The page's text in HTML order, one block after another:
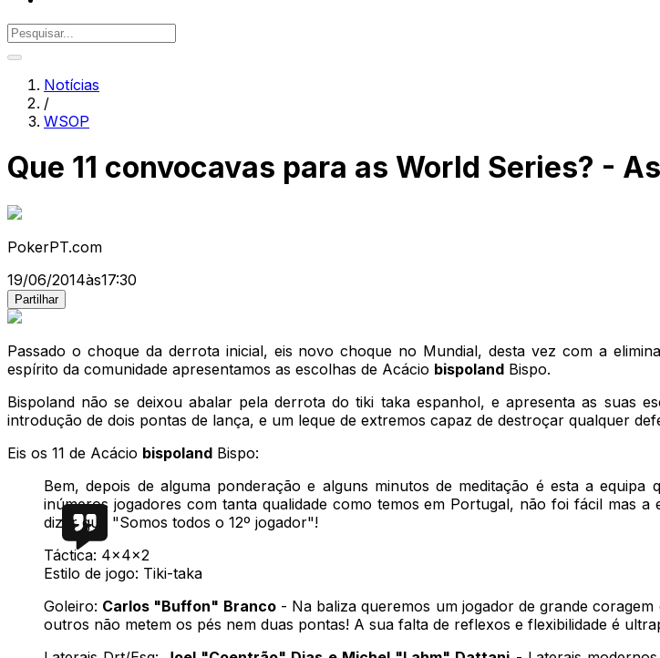
Notícias
/
WSOP
Que 11 convocavas para as World Series? -
PokerPT.com
19/06/2014às17:30
Partilhar
Passado o choque da derrota inicial, eis novo choque no Mundial, desta vez com a
espírito da comunidade apresentamos as escolhas de Acácio bispoland Bispo.
Bispoland não se deixou abalar pela derrota do tiki taka espanhol, e apresenta as suas
introdução de dois pontas de lança, e um leque de extremos capaz de destroçar qualquer
Eis os 11 de Acácio bispoland Bispo:
Bem, depois de alguma ponderação e alguns minutos de meditação é esta a
inúmeros jogadores com tanta qualidade como temos em Portugal, não foi fácil mas
dizer que "Somos todos o 12º jogador"!
Táctica: 4x4x2
Estilo de jogo: Tiki-taka
Goleiro: Carlos "Buffon" Branco- Na baliza queremos um jogador de grande
outros não metem os pés nem duas pontas! A sua falta de reflexos e flexibilidade é